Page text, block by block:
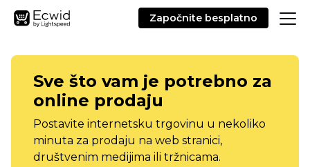
Započnite besplatno
Sve što vam je potrebno za
online prodaju
Postavite internetsku trgovinu u nekoliko
minuta za prodaju na web stranici,
društvenim medijima ili tržnicama.